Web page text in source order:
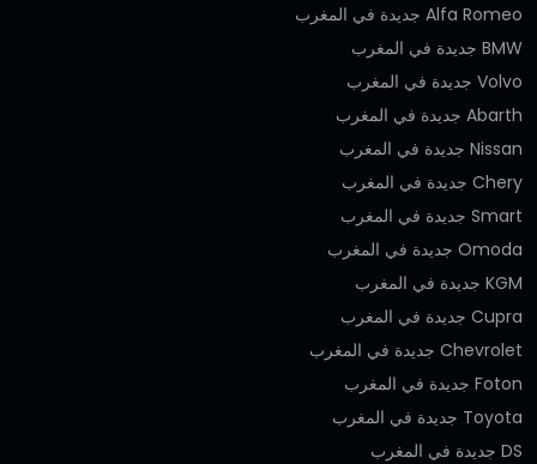
Alfa Romeo جديدة في المغرب
BMW جديدة في المغرب
Volvo جديدة في المغرب
Abarth جديدة في المغرب
Nissan جديدة في المغرب
Chery جديدة في المغرب
Smart جديدة في المغرب
Omoda جديدة في المغرب
KGM جديدة في المغرب
Cupra جديدة في المغرب
Chevrolet جديدة في المغرب
Foton جديدة في المغرب
Toyota جديدة في المغرب
DS جديدة في المغرب